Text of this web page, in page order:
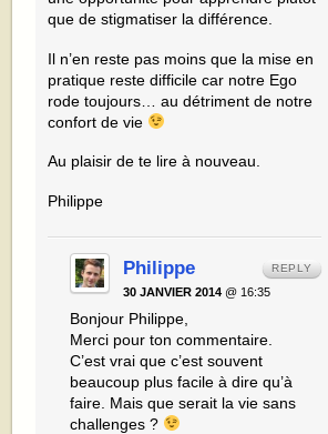
que de stigmatiser la différence.
Il n’en reste pas moins que la mise en
pratique reste difficile car notre Ego
rode toujours… au détriment de notre
confort de vie
Au plaisir de te lire à nouveau.
Philippe
Philippe
30 JANVIER 2014 @ 16:35
Bonjour Philippe,
Merci pour ton commentaire.
C’est vrai que c’est souvent
beaucoup plus facile à dire qu’à
faire. Mais que serait la vie sans
challenges ?
REPLY